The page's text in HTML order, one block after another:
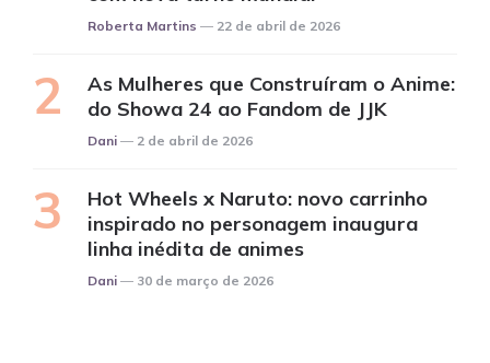
Posted
Roberta Martins 22 de abril de 2026
As Mulheres que Construíram o Anime:
do Showa 24 ao Fandom de JJK
Posted
Dani 2 de abril de 2026
Hot Wheels x Naruto: novo carrinho
inspirado no personagem inaugura
linha inédita de animes
Posted
Dani 30 de março de 2026